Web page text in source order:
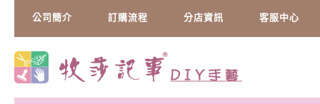
公司簡介 訂購流程 分店資訊 客服中心